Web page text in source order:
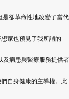
是卻革命性地改變了當代
家也預見了我所謂的
及病患與醫療服務提供者
自身健康的主導權。此